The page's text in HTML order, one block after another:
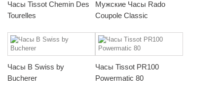
Часы Tissot Chemin Des
Tourelles
Мужские Часы Rado
Coupole Classic
Часы B Swiss by
Bucherer
Часы Tissot PR100
Powermatic 80